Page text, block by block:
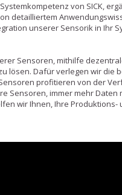
von SICK,
detailliertem
unserer Sensorik in Ihr
Sensoren, mithilfe
lösen. Dafür verlegen wir die
profitieren von der
Sensoren, immer mehr Daten
wir Ihnen, Ihre